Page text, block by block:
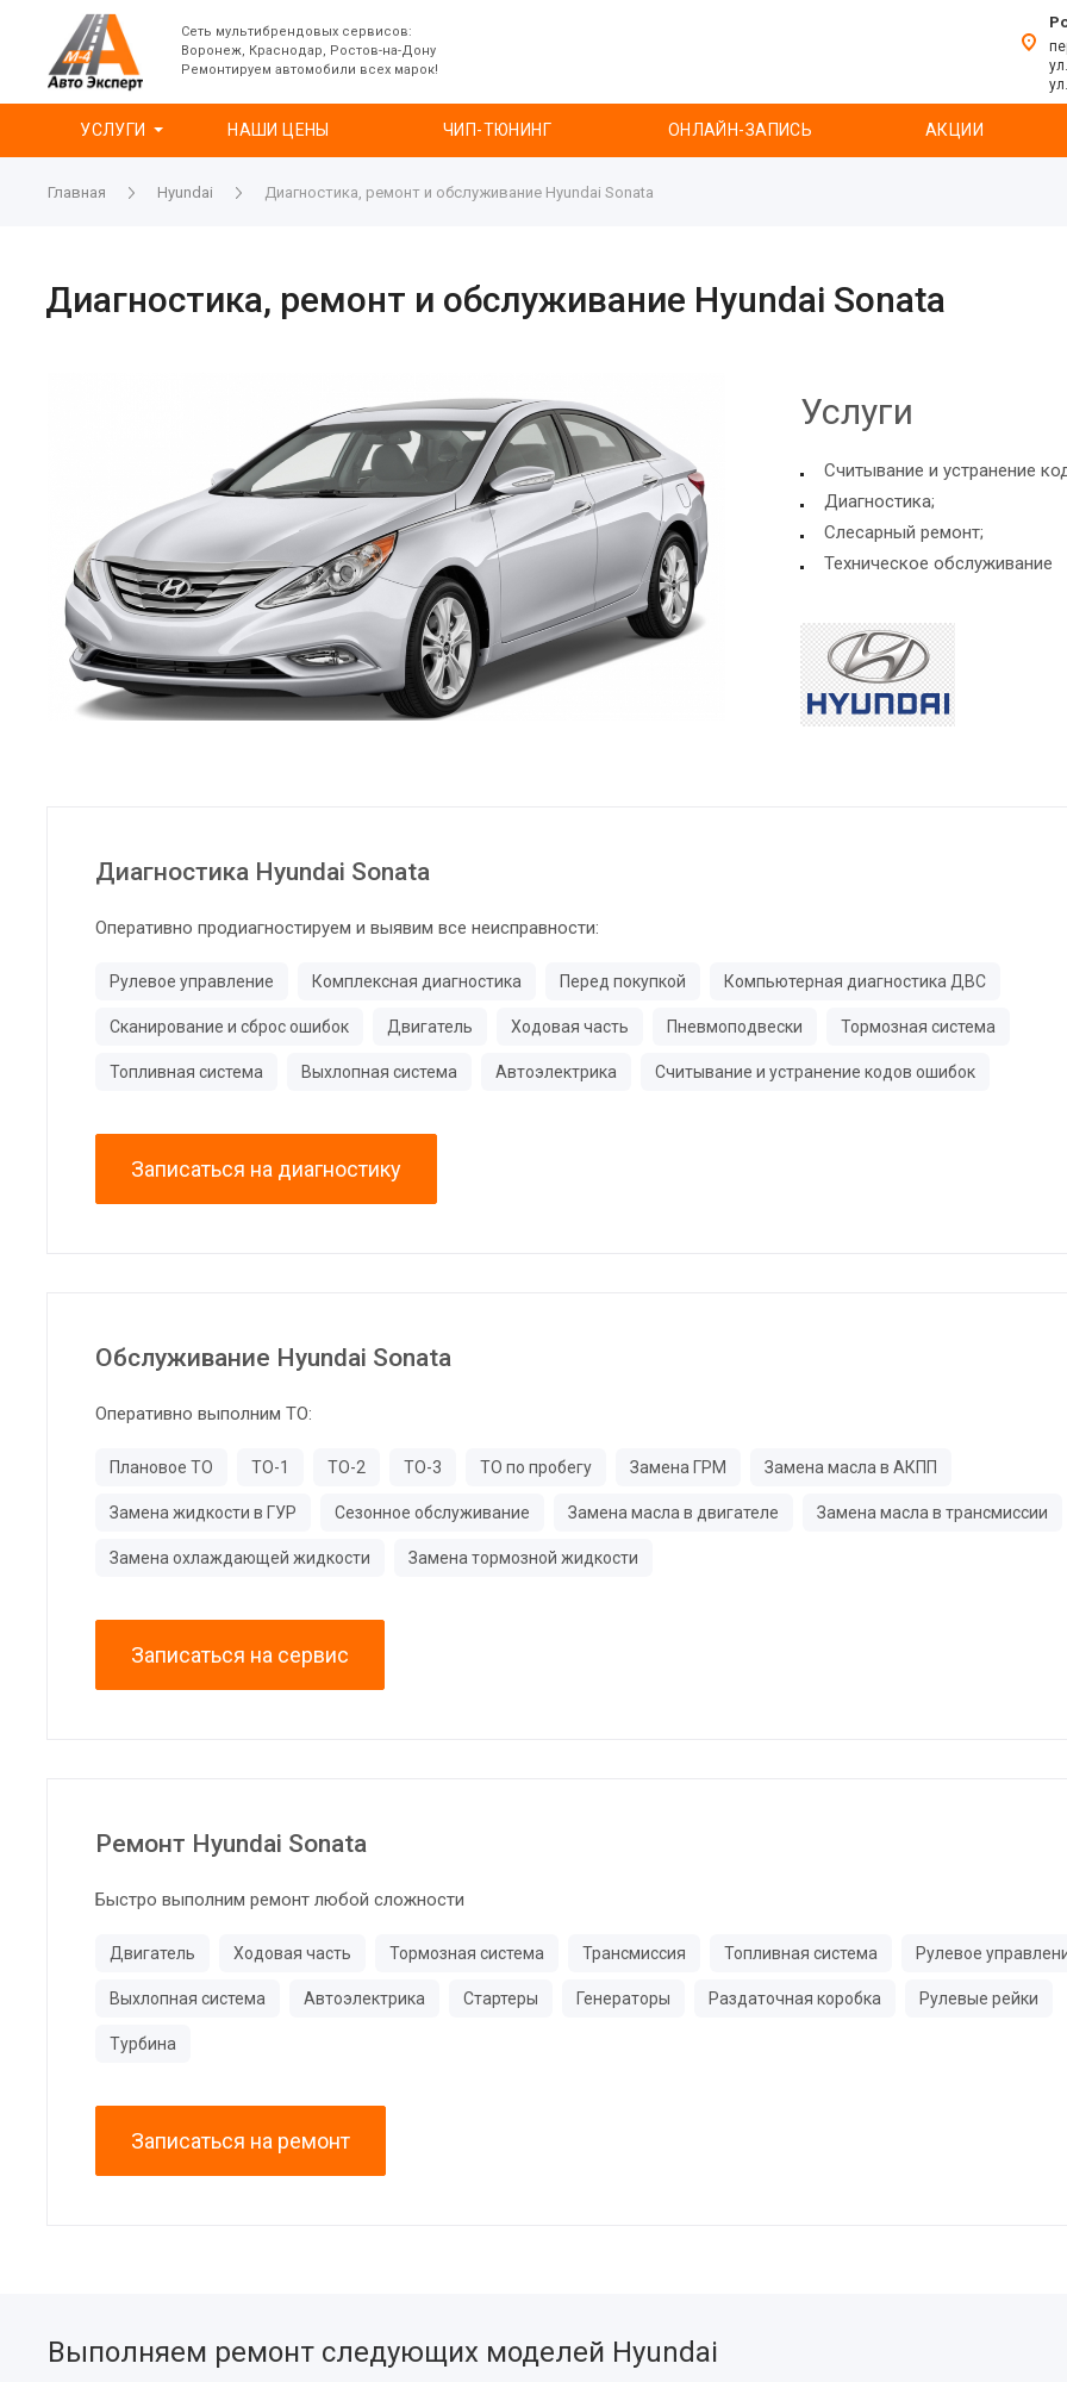
Сеть мультибрендовых сервисов:
Воронеж, Краснодар, Ростов-на-Дону
Ремонтируем автомобили всех марок!
УСЛУГИ НАШИ ЦЕНЫ ЧИП-ТЮНИНГ ОНЛАЙН-ЗАПИСЬ АКЦИИ
Главная Hyundai Диагностика, ремонт и обслуживание Hyundai Sonata
Диагностика, ремонт и обслуживание Hyundai Sonata
Услуги
Считывание и устранение
Диагностика;
Слесарный ремонт;
Техническое обслуживание
Диагностика Hyundai Sonata
Оперативно продиагностируем и выявим все неисправности:
Рулевое управление Комплексная диагностика Перед покупкой Компьютерная диагностика ДВС
Сканирование и сброс ошибок Двигатель Ходовая часть Пневмоподвески Тормозная система
Топливная система Выхлопная система Автоэлектрика Считывание и устранение кодов ошибок
Записаться на диагностику
Обслуживание Hyundai Sonata
Оперативно выполним ТО:
Плановое ТО ТО-1 ТО-2 ТО-3 ТО по пробегу Замена ГРМ Замена масла в АКПП
Замена жидкости в ГУР Сезонное обслуживание Замена масла в двигателе Замена масла в трансмиссии
Замена охлаждающей жидкости Замена тормозной жидкости
Записаться на сервис
Ремонт Hyundai Sonata
Быстро выполним ремонт любой сложности
Двигатель Ходовая часть Тормозная система Трансмиссия Топливная система Рулевое
Выхлопная система Автоэлектрика Стартеры Генераторы Раздаточная коробка Рулевые рейки
Турбина
Записаться на ремонт
Выполняем ремонт следующих моделей Hyundai